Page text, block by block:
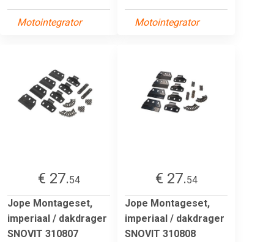
Motointegrator Motointegrator
€ 27.54
Jope Montageset,
imperiaal / dakdrager
SNOVIT 310807
€ 27.54
Jope Montageset,
imperiaal / dakdrager
SNOVIT 310808